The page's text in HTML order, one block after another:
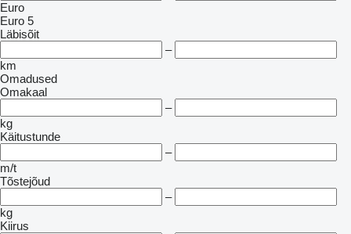
Euro
Euro 5
Läbisõit
–
km
Omadused
Omakaal
–
kg
Käitustunde
–
m/t
Tõstejõud
–
kg
Kiirus